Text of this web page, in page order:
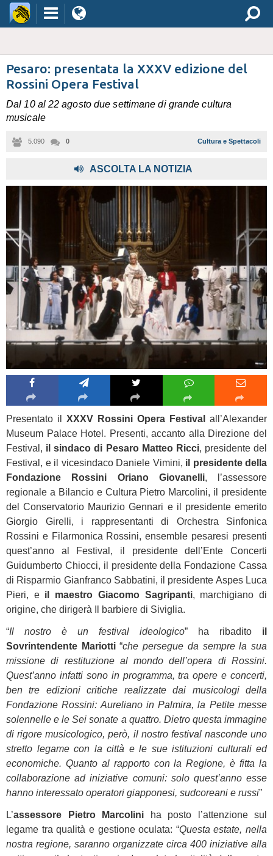
Pesaro: presentata la XXXV edizione del
Rossini Opera Festival
Dal 10 al 22 agosto due settimane di grande cultura
musicale
5.090 0 Cultura e Spettacoli
ASCOLTA LA NOTIZIA
Presentato il XXXV Rossini Opera Festival
all’Alexander
Museum Palace Hotel. Presenti, accanto alla Direzione del
Festival, il sindaco di Pesaro Matteo Ricci, presidente del
Festival, e il vicesindaco Daniele Vimini, il presidente della
Fondazione Rossini Oriano Giovanelli, l’assessore
regionale a Bilancio e Cultura Pietro Marcolini, il presidente
del Conservatorio Maurizio Gennari e il presidente emerito
Giorgio Girelli, i rappresentanti di Orchestra Sinfonica
Rossini e Filarmonica Rossini, ensemble pesaresi presenti
quest’anno al Festival, il presidente dell’Ente Concerti
Guidumberto Chiocci, il presidente della Fondazione Cassa
di Risparmio Gianfranco Sabbatini, il presidente Aspes Luca
Pieri, e il maestro Giacomo Sagripanti, marchigiano di
origine, che dirigerà Il barbiere di Siviglia.
“Il nostro è un festival ideologico” ha ribadito il
Sovrintendente Mariotti“che persegue da sempre la sua
missione di restituzione al mondo dell’opera di Rossini.
Quest’anno infatti sono in programma, tra opere e concerti,
ben tre edizioni critiche realizzate dai musicologi della
Fondazione Rossini: Aureliano in Palmira, la Petite messe
solennelle e le Sei sonate a quattro. Dietro questa immagine
di rigore musicologico, però, il nostro festival nasconde uno
stretto legame con la città e le sue istituzioni culturali ed
economiche. Quanto al rapporto con la Regione, è fitta la
collaborazione ad iniziative comuni: solo quest’anno esse
hanno interessato operatori giapponesi, sudcoreani e russi”
L’assessore Pietro Marcolini ha posto l’attenzione sul
legame tra qualità e gestione oculata: “Questa estate, nella
nostra regione, saranno organizzate circa 400 iniziative alla